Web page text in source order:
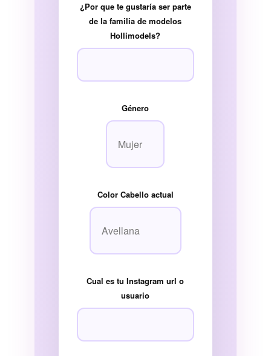
¿Por que te gustaría ser parte
de la familia de modelos
Hollimodels?
Género
Color Cabello actual
Cual es tu Instagram url o
usuario